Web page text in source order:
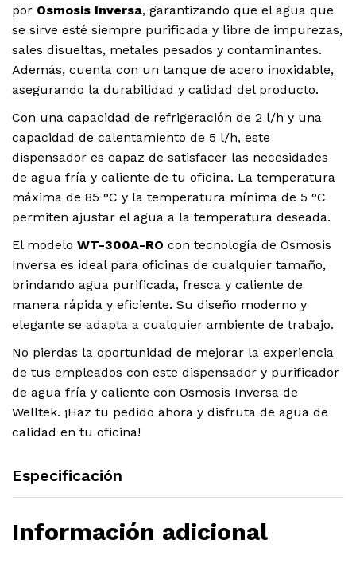
por Osmosis Inversa, garantizando que el agua que
se sirve esté siempre purificada y libre de impurezas,
sales disueltas, metales pesados y contaminantes.
Además, cuenta con un tanque de acero inoxidable,
asegurando la durabilidad y calidad del producto.
Con una capacidad de refrigeración de 2 l/h y una
capacidad de calentamiento de 5 l/h, este
dispensador es capaz de satisfacer las necesidades
de agua fría y caliente de tu oficina. La temperatura
máxima de 85 °C y la temperatura mínima de 5 °C
permiten ajustar el agua a la temperatura deseada.
El modelo WT-300A-RO con tecnología de Osmosis
Inversa es ideal para oficinas de cualquier tamaño,
brindando agua purificada, fresca y caliente de
manera rápida y eficiente. Su diseño moderno y
elegante se adapta a cualquier ambiente de trabajo.
No pierdas la oportunidad de mejorar la experiencia
de tus empleados con este dispensador y purificador
de agua fría y caliente con Osmosis Inversa de
Welltek. ¡Haz tu pedido ahora y disfruta de agua de
calidad en tu oficina!
Especificación
Información adicional